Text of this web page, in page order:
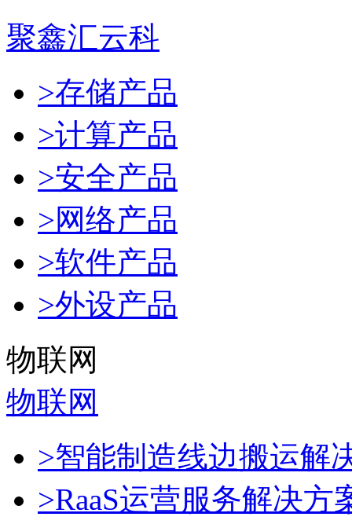
聚鑫汇云科
>存储产品
>计算产品
>安全产品
>网络产品
>软件产品
>外设产品
物联网
物联网
>智能制造线边搬运解
>RaaS运营服务解决方